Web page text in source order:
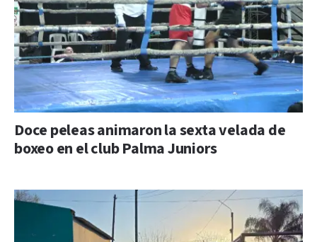
Doce peleas animaron la sexta velada de
boxeo en el club Palma Juniors